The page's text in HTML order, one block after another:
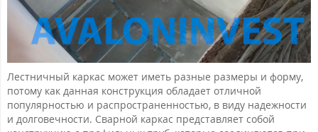
Лестничный каркас может иметь разные размеры и форму,
потому как данная конструкция обладает отличной
популярностью и распространенностью, в виду надежности
и долговечности. Сварной каркас представляет собой